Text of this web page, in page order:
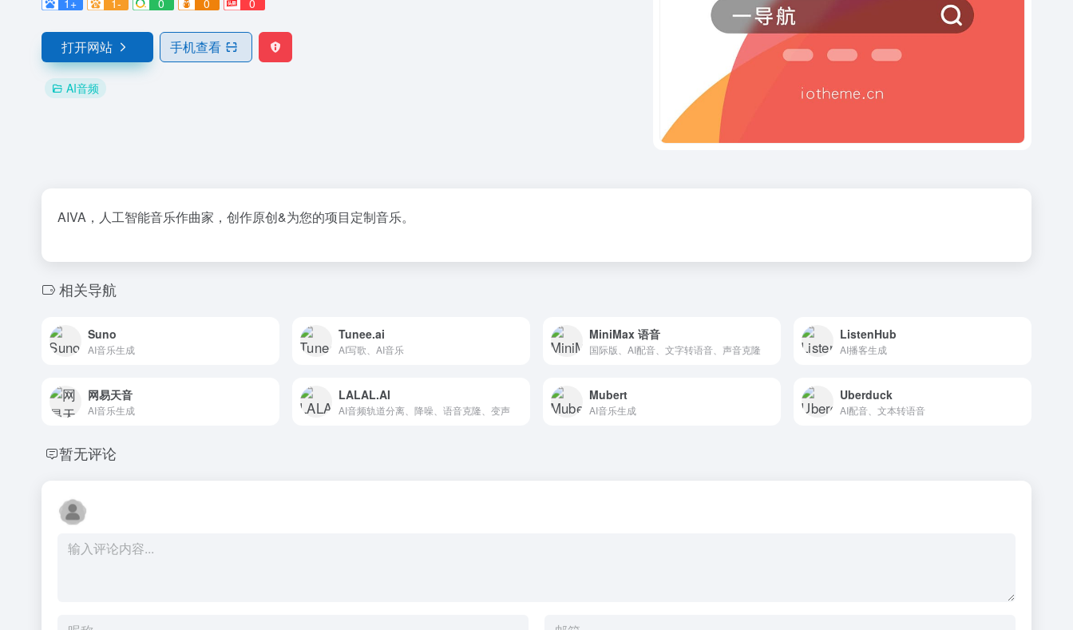
1+ 1- 0 0 0
打开网站 手机查看
AI音频
AIVA，人工智能音乐作曲家，创作原创&为您的项目定制音乐。
相关导航
Suno
AI音乐生成
Tunee.ai
AI写歌、AI音乐
MiniMax 语音
国际版、AI配音、文字转语音、声音克隆
ListenHub
AI播客生成
网易天音
AI音乐生成
LALAL.AI
AI音频轨道分离、降噪、语音克隆、变声
Mubert
AI音乐生成
Uberduck
AI配音、文本转语音
暂无评论